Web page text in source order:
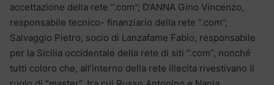
accettazione della rete “.com”; D’ANNA Gino Vincenzo,
responsabile tecnico- finanziario della rete “.com”;
Salvaggio Pietro, socio di Lanzafame Fabio, responsabile
per la Sicilia occidentale della rete di siti “.com”, nonché
tutti coloro che, all’interno della rete illecita rivestivano il